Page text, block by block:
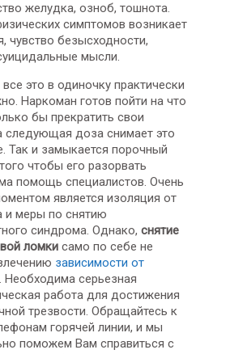
желудка, озноб, тошнота.
симптомов возникает
чувство безысходности,
мысли.
это в одиночку практически
Наркоман готов пойти на что
бы прекратить свои
следующая доза снимает это
Так и замыкается порочный
чтобы его разорвать
помощь специалистов. Очень
является изоляция от
и меры по снятию
синдрома. Однако, снятие
ломки само по себе не
зависимости от
. Необходима серьезная
работа для достижения
трезвости. Обращайтесь к
горячей линии, и мы
поможем Вам справиться с